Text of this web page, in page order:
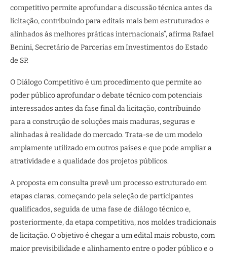
competitivo permite aprofundar a discussão técnica antes da
licitação, contribuindo para editais mais bem estruturados e
alinhados às melhores práticas internacionais”, afirma Rafael
Benini, Secretário de Parcerias em Investimentos do Estado
de SP.
O Diálogo Competitivo é um procedimento que permite ao
poder público aprofundar o debate técnico com potenciais
interessados antes da fase final da licitação, contribuindo
para a construção de soluções mais maduras, seguras e
alinhadas à realidade do mercado. Trata-se de um modelo
amplamente utilizado em outros países e que pode ampliar a
atratividade e a qualidade dos projetos públicos.
A proposta em consulta prevê um processo estruturado em
etapas claras, começando pela seleção de participantes
qualificados, seguida de uma fase de diálogo técnico e,
posteriormente, da etapa competitiva, nos moldes tradicionais
de licitação. O objetivo é chegar a um edital mais robusto, com
maior previsibilidade e alinhamento entre o poder público e o